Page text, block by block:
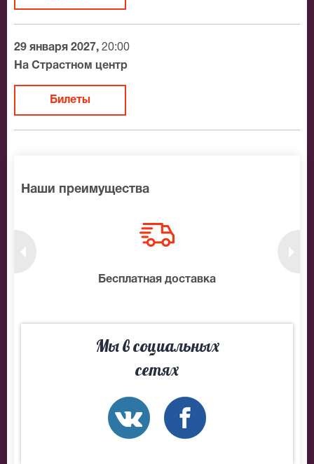
29 января 2027, 20:00
На Страстном центр
Билеты
Наши преимущества
Бесплатная доставка
Мы в социальных
сетях